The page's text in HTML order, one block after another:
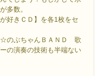
多数。
好きＣＤ】を各1枚をセ
☆のぶちゃんＢＡＮＤ 歌
の演奏の技術も半端ない